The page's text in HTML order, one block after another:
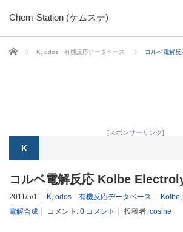
Chem-Station (ケムステ)
ホーム K odos 有機反応データベース コルベ電解
[スポンサーリンク]
K
コルベ電解反応 Kolbe
2011/5/1 K, odos 有機反応データベース Kolbe,
電解合成
コメント: 0 コメント 投稿者: cosine